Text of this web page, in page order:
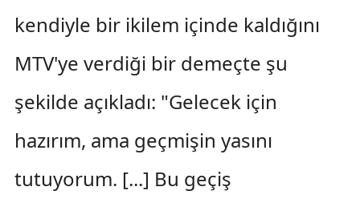
kendiyle bir ikilem içinde kaldığını
MTV'ye verdiği bir demeçte şu
şekilde açıkladı: "Gelecek için
hazırım, ama geçmişin yasını
tutuyorum. [...] Bu geçiş